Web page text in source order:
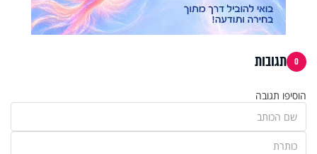
0 תגובות
הוסיפו תגובה